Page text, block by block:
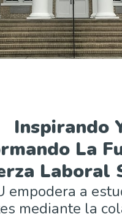
Inspirando
La
Laboral
empodera a
mediante la